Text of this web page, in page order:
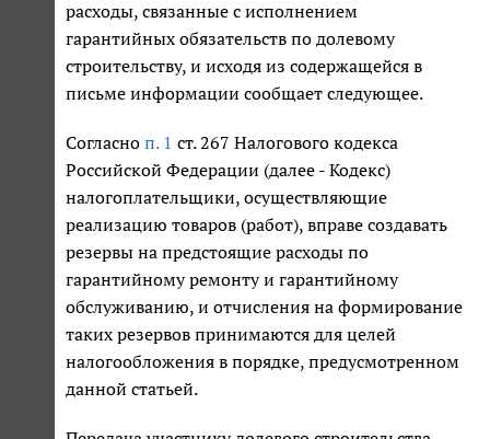
расходы, связанные с исполнением
гарантийных обязательств по долевому
строительству, и исходя из содержащейся в
письме информации сообщает следующее.
Согласно п. 1 ст. 267 Налогового кодекса
Российской Федерации (далее - Кодекс)
налогоплательщики, осуществляющие
реализацию товаров (работ), вправе создавать
резервы на предстоящие расходы по
гарантийному ремонту и гарантийному
обслуживанию, и отчисления на формирование
таких резервов принимаются для целей
налогообложения в порядке, предусмотренном
данной статьей.